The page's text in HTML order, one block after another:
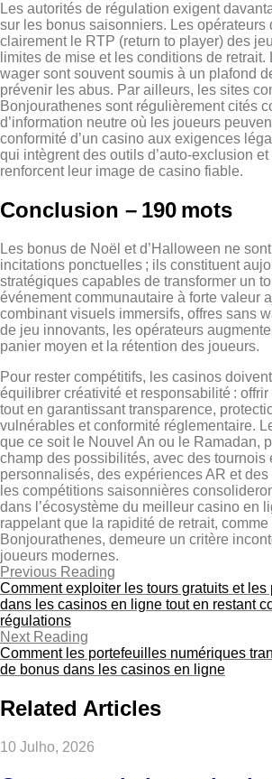
Les autorités de régulation exigent
sur les bonus saisonniers. Les opérateurs
clairement le RTP (return to player) des
limites de mise et les conditions de retrait.
wager sont souvent soumis à un plafond
prévenir les abus. Par ailleurs, les sites
Bonjourathenes sont régulièrement cités
d’information neutre où les joueurs
conformité d’un casino aux exigences
qui intègrent des outils d’auto‑exclusion
renforcent leur image de casino fiable.
Conclusion – 190 mots
Les bonus de Noël et d’Halloween ne
incitations ponctuelles ; ils constituent
stratégiques capables de transformer un
événement communautaire à forte valeur
combinant visuels immersifs, offres sans
de jeu innovants, les opérateurs
panier moyen et la rétention des joueurs.
Pour rester compétitifs, les casinos
équilibrer créativité et responsabilité :
tout en garantissant transparence,
vulnérables et conformité réglementaire.
que ce soit le Nouvel An ou le Ramadan,
champ des possibilités, avec des tournois
personnalisés, des expériences AR et des
les compétitions saisonnières
dans l’écosystème du meilleur casino en
rappelant que la rapidité de retrait,
Bonjourathenes, demeure un critère
joueurs modernes.
Previous Reading
Comment exploiter les tours gratuits et les
dans les casinos en ligne tout en restant
régulations
Next Reading
Comment les portefeuilles numériques
de bonus dans les casinos en ligne
Related Articles
10 Julho, 2026